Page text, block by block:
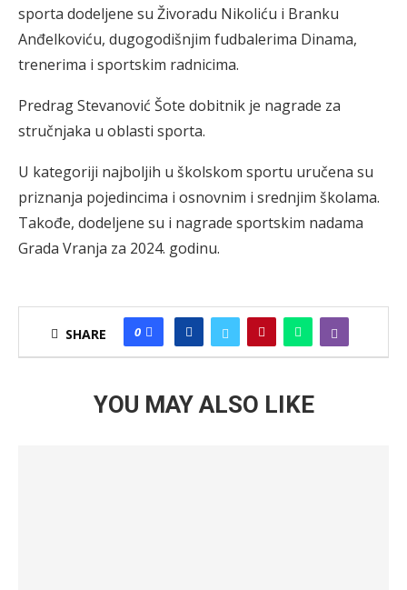
sporta dodeljene su Živoradu Nikoliću i Branku
Anđelkoviću, dugogodišnjim fudbalerima Dinama,
trenerima i sportskim radnicima.
Predrag Stevanović Šote dobitnik je nagrade za
stručnjaka u oblasti sporta.
U kategoriji najboljih u školskom sportu uručena su
priznanja pojedincima i osnovnim i srednjim školama.
Takođe, dodeljene su i nagrade sportskim nadama
Grada Vranja za 2024. godinu.
SHARE 0
YOU MAY ALSO LIKE